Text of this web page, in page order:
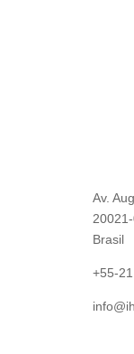
Av.
Brasil
+55-